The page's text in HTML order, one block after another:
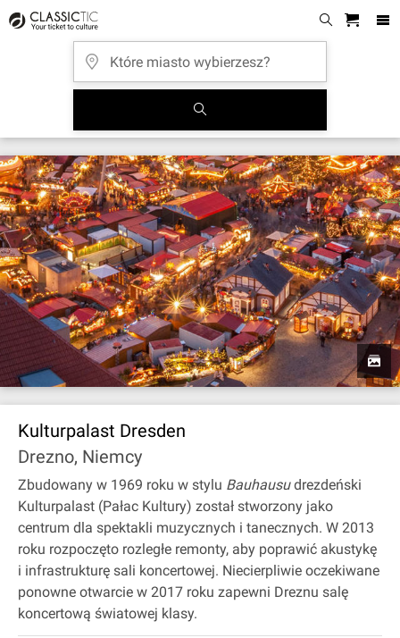
Kulturpalast Dresden
Drezno, Niemcy
Zbudowany w 1969 roku w stylu Bauhausudrezdeński
Kulturpalast (Pałac Kultury) został stworzony jako
centrum dla spektakli muzycznych i tanecznych. W 2013
roku rozpoczęto rozległe remonty, aby poprawić akustykę
i infrastrukturę sali koncertowej. Niecierpliwie oczekiwane
ponowne otwarcie w 2017 roku zapewni Dreznu salę
koncertową światowej klasy.